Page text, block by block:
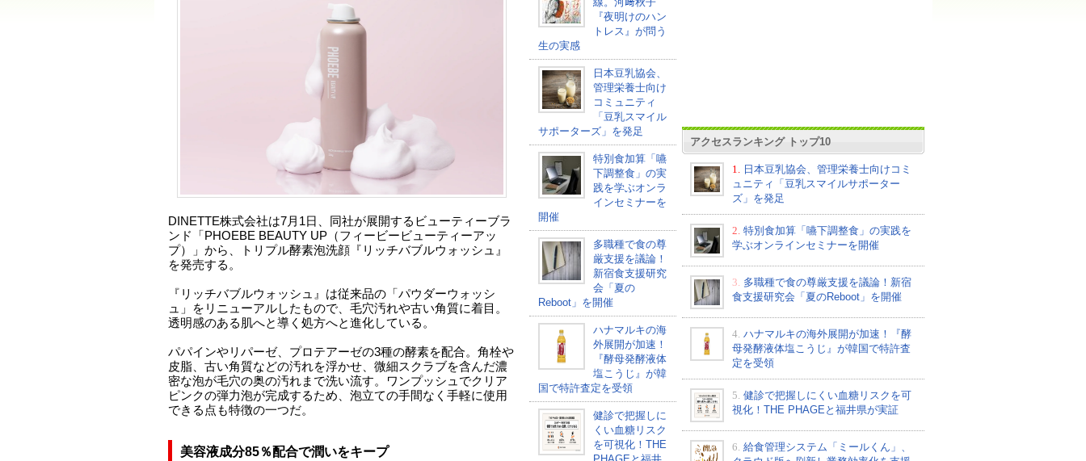
DINETTE株式会社は7月1日、同社が展開するビューティーブラ
ンド「PHOEBE BEAUTY UP（フィービービューティーアッ
プ）」から、トリプル酵素泡洗顔『リッチバブルウォッシュ』
を発売する。
『リッチバブルウォッシュ』は従来品の「パウダーウォッシ
ュ」をリニューアルしたもので、毛穴汚れや古い角質に着目。
透明感のある肌へと導く処方へと進化している。
パパインやリパーゼ、プロテアーゼの3種の酵素を配合。角栓や
皮脂、古い角質などの汚れを浮かせ、微細スクラブを含んだ濃
密な泡が毛穴の奥の汚れまで洗い流す。ワンプッシュでクリア
ピンクの弾力泡が完成するため、泡立ての手間なく手軽に使用
できる点も特徴の一つだ。
美容液成分85％配合で潤いをキープ
『夜明けのハン
トレス』が問う
生の実感
日本豆乳協会、
管理栄養士向け
コミュニティ
「豆乳スマイル
サポーターズ」を発足
特別食加算「嚥
下調整食」の実
践を学ぶオンラ
インセミナーを
開催
多職種で食の尊
厳支援を議論！
新宿食支援研究
会「夏の
Reboot」を開催
ハナマルキの海
外展開が加速！
『酵母発酵液体
塩こうじ』が韓
国で特許査定を受領
健診で把握しに
くい血糖リスク
を可視化！THE
アクセスランキング トップ10
1.
日本豆乳協会、管理栄養士向けコミ
ュニティ「豆乳スマイルサポーター
ズ」を発足
2. 特別食加算「嚥下調整食」の実践を
学ぶオンラインセミナーを開催
3. 多職種で食の尊厳支援を議論！新宿
食支援研究会「夏のReboot」を開催
4. ハナマルキの海外展開が加速！『酵
母発酵液体塩こうじ』が韓国で特許査
定を受領
5. 健診で把握しにくい血糖リスクを可
視化！THE PHAGEと福井県が実証
6. 給食管理システム「ミールくん」、